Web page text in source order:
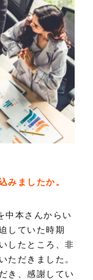
ましたか。
中本さんからい
していた時期
したところ、非
ただきました。
き、感謝してい